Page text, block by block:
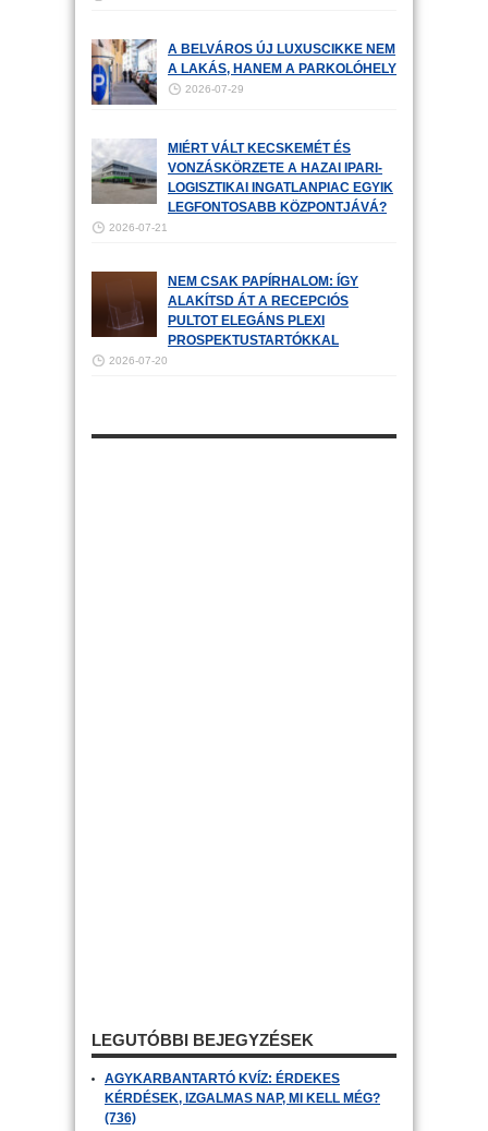
A BELVÁROS ÚJ LUXUSCIKKE NEM
A LAKÁS, HANEM A PARKOLÓHELY
2026-07-29
MIÉRT VÁLT KECSKEMÉT ÉS
VONZÁSKÖRZETE A HAZAI IPARI-
LOGISZTIKAI INGATLANPIAC EGYIK
LEGFONTOSABB KÖZPONTJÁVÁ?
2026-07-21
NEM CSAK PAPÍRHALOM: ÍGY
ALAKÍTSD ÁT A RECEPCIÓS
PULTOT ELEGÁNS PLEXI
PROSPEKTUSTARTÓKKAL
2026-07-20
LEGUTÓBBI BEJEGYZÉSEK
AGYKARBANTARTÓ KVÍZ: ÉRDEKES
KÉRDÉSEK, IZGALMAS NAP, MI KELL MÉG?
(736)